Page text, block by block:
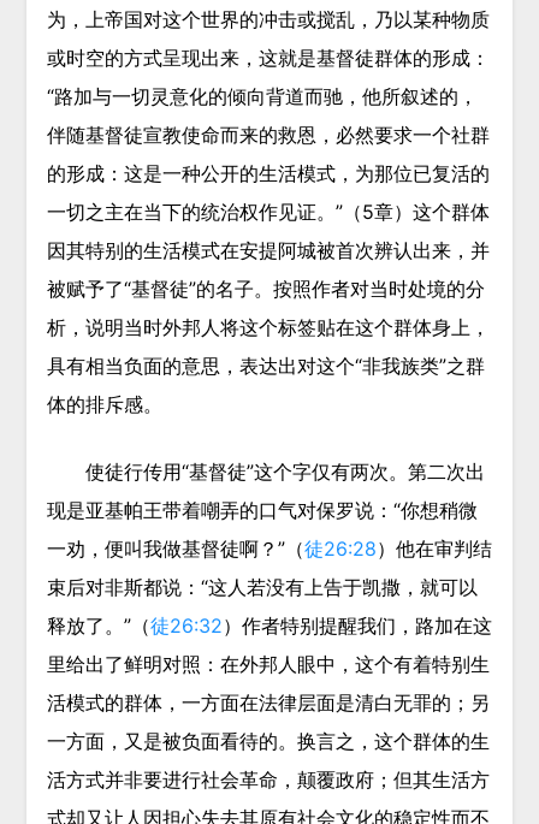
为，上帝国对这个世界的冲击或搅乱，乃以某种物质
或时空的方式呈现出来，这就是基督徒群体的形成：
“路加与一切灵意化的倾向背道而驰，他所叙述的，
伴随基督徒宣教使命而来的救恩，必然要求一个社群
的形成：这是一种公开的生活模式，为那位已复活的
一切之主在当下的统治权作见证。”（5章）这个群体
因其特别的生活模式在安提阿城被首次辨认出来，并
被赋予了“基督徒”的名子。按照作者对当时处境的分
析，说明当时外邦人将这个标签贴在这个群体身上，
具有相当负面的意思，表达出对这个“非我族类”之群
体的排斥感。
使徒行传用“基督徒”这个字仅有两次。第二次出
现是亚基帕王带着嘲弄的口气对保罗说：“你想稍微
一劝，便叫我做基督徒啊？”（徒26:28）他在审判结
束后对非斯都说：“这人若没有上告于凯撒，就可以
释放了。”（徒26:32）作者特别提醒我们，路加在这
里给出了鲜明对照：在外邦人眼中，这个有着特别生
活模式的群体，一方面在法律层面是清白无罪的；另
一方面，又是被负面看待的。换言之，这个群体的生
活方式并非要进行社会革命，颠覆政府；但其生活方
式却又让人因担心失去其原有社会文化的稳定性而不